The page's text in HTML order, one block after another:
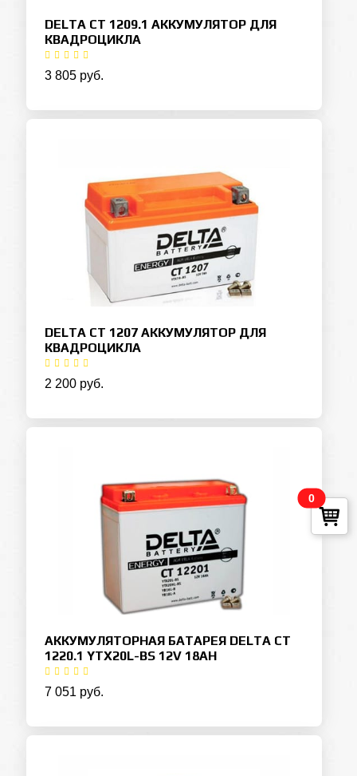
DELTA CT 1209.1 АККУМУЛЯТОР ДЛЯ
КВАДРОЦИКЛА
3 805 руб.
DELTA CT 1207 АККУМУЛЯТОР ДЛЯ
КВАДРОЦИКЛА
2 200 руб.
АККУМУЛЯТОРНАЯ БАТАРЕЯ DELTA CT
1220.1 YTX20L-BS 12V 18AH
7 051 руб.
0